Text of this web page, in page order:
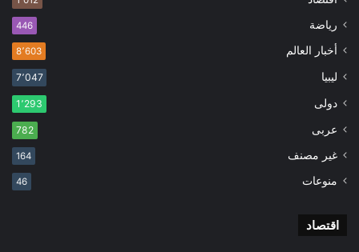
رياضة 446
أخبار العالم 8٬603
ليبيا 7٬047
دولى 1٬293
عربى 782
غير مصنف 164
منوعات 46
اقتصاد